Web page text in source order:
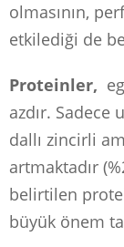
olmasının,
etkilediği de
Proteinler,
azdır. Sadece
dallı zincirli
artmaktadır
belirtilen
büyük önem